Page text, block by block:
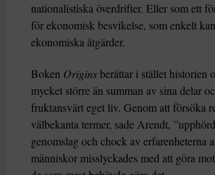
nationalistiska överdrifter. Eller som ett
för ekonomisk besvikelse, som enkelt
ekonomiska åtgärder.
Boken Originsberättar i stället historien
mycket större än summan av sina delar
fruktansvärt eget liv. Genom att försöka
välbekanta termer, sade Arendt,
genomslag och chock av erfarenheterna
människor misslyckades med att göra